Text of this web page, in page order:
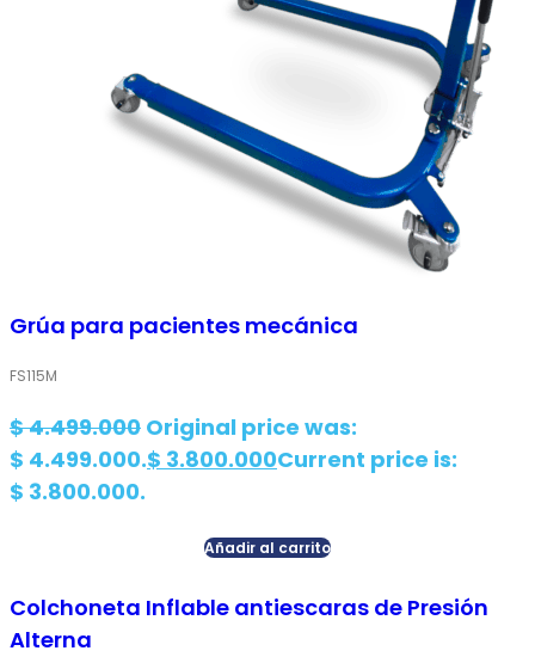
Grúa para pacientes mecánica
FS115M
$4.499.000 Original price was:
$ 4.499.000.$ 3.800.000Current price is:
$ 3.800.000.
Añadir al carrito
Colchoneta Inflable antiescaras de Presión
Alterna